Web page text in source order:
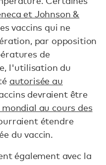
et Johnson &
vaccins qui ne
par opposition
de
l'utilisation du
autorisée au
devraient être
au cours des
étendre
du vaccin.
également avec la